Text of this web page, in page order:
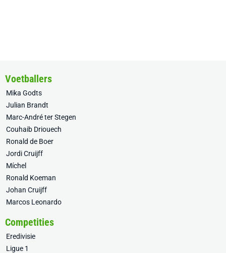
Voetballers
Mika Godts
Julian Brandt
Marc-André ter Stegen
Couhaib Driouech
Ronald de Boer
Jordi Cruijff
Míchel
Ronald Koeman
Johan Cruijff
Marcos Leonardo
Competities
Eredivisie
Ligue 1